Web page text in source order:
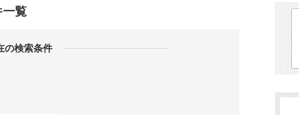
覧
の検索条件